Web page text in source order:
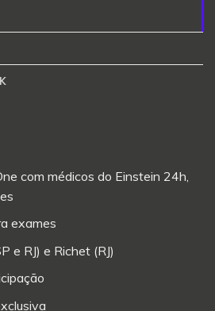
com médicos do Einstein 24h,
exames
e RJ) e Richet (RJ)